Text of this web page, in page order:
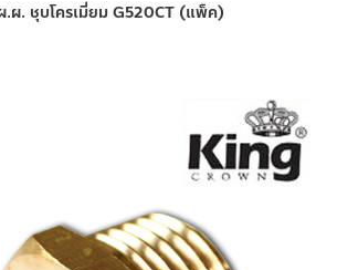
.ผ. ชุบโครเมี่ยม G520CT (แพ็ค)